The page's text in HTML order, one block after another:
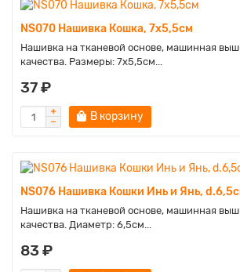
NS070 Нашивка Кошка, 7х5,5см
Нашивка на тканевой основе, машинная
качества. Размеры: 7х5,5см...
37 ₽
В корзину
NS076 Нашивка Кошки Инь и Янь,
Нашивка на тканевой основе, машинная
качества. Диаметр: 6,5см...
83 ₽